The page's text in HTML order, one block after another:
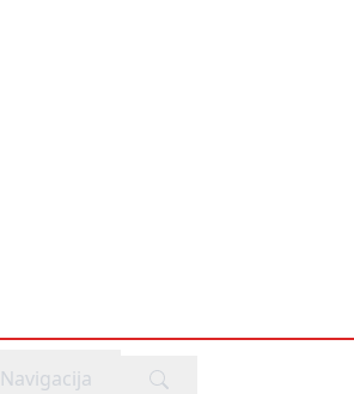
menu
Navigacija